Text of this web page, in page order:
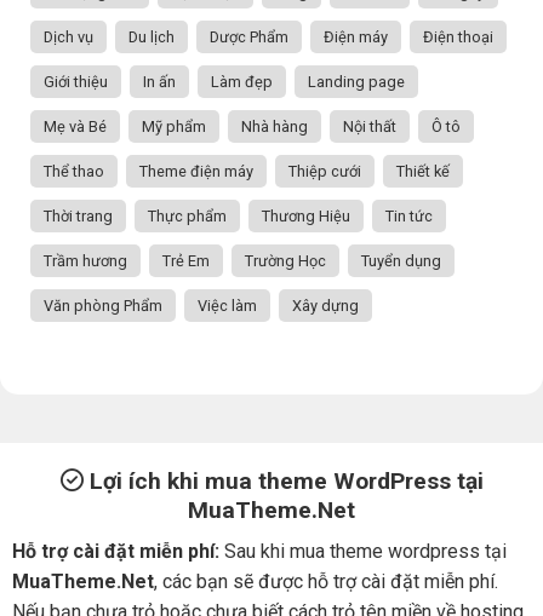
Dịch vụ Du lịch Dược Phẩm Điện máy Điện thoại
Giới thiệu In ấn Làm đẹp Landing page
Mẹ và Bé Mỹ phẩm Nhà hàng Nội thất Ô tô
Thể thao Theme điện máy Thiệp cưới Thiết kế
Thời trang Thực phẩm Thương Hiệu Tin tức
Trầm hương Trẻ Em Trường Học Tuyển dụng
Văn phòng Phẩm Việc làm Xây dựng
Lợi ích khi mua theme WordPress tại
MuaTheme.Net
Hỗ trợ cài đặt miễn phí: Sau khi mua theme wordpress tại
MuaTheme.Net, các bạn sẽ được hỗ trợ cài đặt miễn phí.